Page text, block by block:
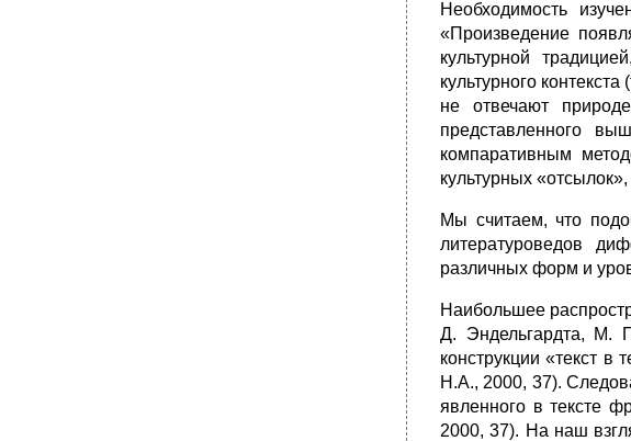
Необходимость
«Произведение
культурной
культурного
не отвечают
представленного
компаративным
культурных
Мы считаем, что
литературоведов
различных форм и
Наибольшее
Д. Эндельгардта, М.
конструкции «текст в
Н.А., 2000, 37).
явленного в тексте
2000, 37). На наш